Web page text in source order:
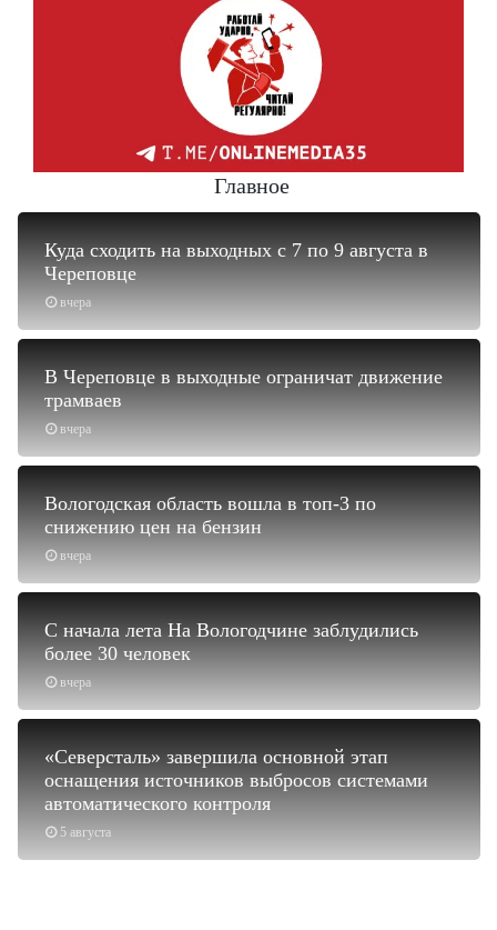
Главное
вчера
Куда сходить на выходных с 7 по 9 августа в
Череповце
вчера
В Череповце в выходные ограничат движение
трамваев
вчера
Вологодская область вошла в топ-3 по
снижению цен на бензин
вчера
С начала лета На Вологодчине заблудились
более 30 человек
5 августа
«Северсталь» завершила основной этап
оснащения источников выбросов системами
автоматического контроля